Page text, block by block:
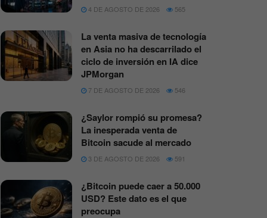
4 DE AGOSTO DE 2026 565
La venta masiva de tecnología
en Asia no ha descarrilado el
ciclo de inversión en IA dice
JPMorgan
7 DE AGOSTO DE 2026 546
¿Saylor rompió su promesa?
La inesperada venta de
Bitcoin sacude al mercado
3 DE AGOSTO DE 2026 591
¿Bitcoin puede caer a 50.000
USD? Este dato es el que
preocupa